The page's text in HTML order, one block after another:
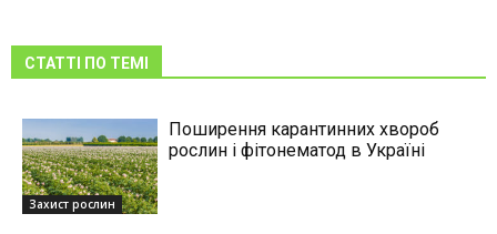
СТАТТІ ПО ТЕМІ
Захист рослин
Поширення карантинних хвороб
рослин і фітонематод в Україні